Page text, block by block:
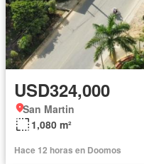
USD324,000
San Martin
1,080 m²
Hace 12 horas en Doomos